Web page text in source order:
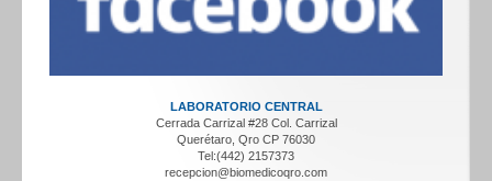
LABORATORIO CENTRAL
Cerrada Carrizal #28 Col. Carrizal
Querétaro, Qro CP 76030
Tel:(442) 2157373
recepcion@biomedicoqro.com